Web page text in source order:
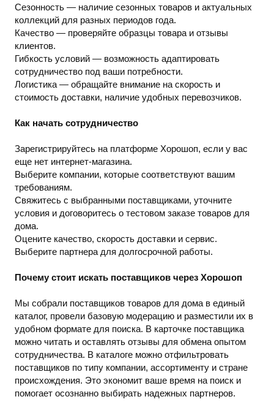
Сезонность — наличие сезонных товаров и актуальных
коллекций для разных периодов года.
Качество — проверяйте образцы товара и отзывы
клиентов.
Гибкость условий — возможность адаптировать
сотрудничество под ваши потребности.
Логистика — обращайте внимание на скорость и
стоимость доставки, наличие удобных перевозчиков.
Как начать сотрудничество
Зарегистрируйтесь на платформе Хорошоп, если у вас
еще нет интернет-магазина.
Выберите компании, которые соответствуют вашим
требованиям.
Свяжитесь с выбранными поставщиками, уточните
условия и договоритесь о тестовом заказе товаров для
дома.
Оцените качество, скорость доставки и сервис.
Выберите партнера для долгосрочной работы.
Почему стоит искать поставщиков через Хорошоп
Мы собрали поставщиков товаров для дома в единый
каталог, провели базовую модерацию и разместили их в
удобном формате для поиска. В карточке поставщика
можно читать и оставлять отзывы для обмена опытом
сотрудничества. В каталоге можно отфильтровать
поставщиков по типу компании, ассортименту и стране
происхождения. Это экономит ваше время на поиск и
помогает осознанно выбирать надежных партнеров.